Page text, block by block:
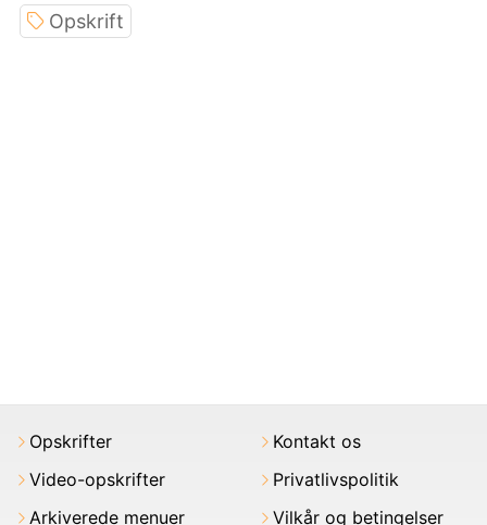
Opskrift
Opskrifter
Video-opskrifter
Arkiverede menuer
Kontakt os
Privatlivspolitik
Vilkår og betingelser